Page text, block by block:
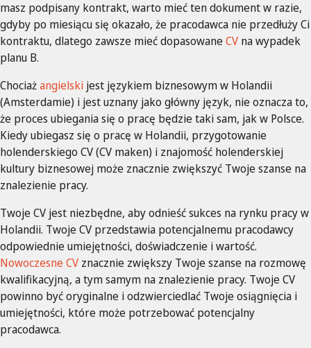
masz podpisany kontrakt, warto mieć ten dokument w razie,
gdyby po miesiącu się okazało, że pracodawca nie przedłuży Ci
kontraktu, dlatego zawsze mieć dopasowaneCV na wypadek
planu B.
Chociażangielski jest językiem biznesowym w Holandii
(Amsterdamie) i jest uznany jako główny język, nie oznacza to,
że proces ubiegania się o pracę będzie taki sam, jak w Polsce.
Kiedy ubiegasz się o pracę w Holandii, przygotowanie
holenderskiego CV (CV maken) i znajomość holenderskiej
kultury biznesowej może znacznie zwiększyć Twoje szanse na
znalezienie pracy.
Twoje CV jest niezbędne, aby odnieść sukces na rynku pracy w
Holandii. Twoje CV przedstawia potencjalnemu pracodawcy
odpowiednie umiejętności, doświadczenie i wartość.
Nowoczesne CV znacznie zwiększy Twoje szanse na rozmowę
kwalifikacyjną, a tym samym na znalezienie pracy. Twoje CV
powinno być oryginalne i odzwierciedlać Twoje osiągnięcia i
umiejętności, które może potrzebować potencjalny
pracodawca.